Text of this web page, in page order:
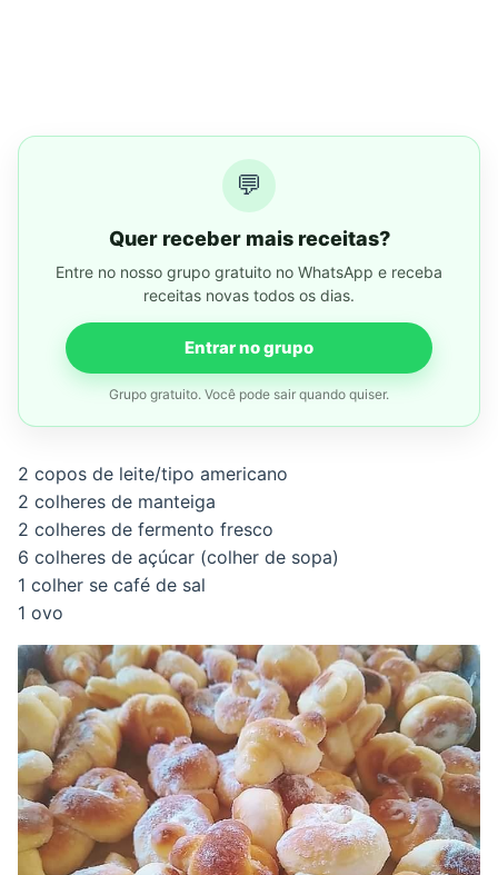
💬
Quer receber mais receitas?
Entre no nosso grupo gratuito no WhatsApp e receba
receitas novas todos os dias.
Entrar no grupo
Grupo gratuito. Você pode sair quando quiser.
2 copos de leite/tipo americano
2 colheres de manteiga
2 colheres de fermento fresco
6 colheres de açúcar (colher de sopa)
1 colher se café de sal
1 ovo